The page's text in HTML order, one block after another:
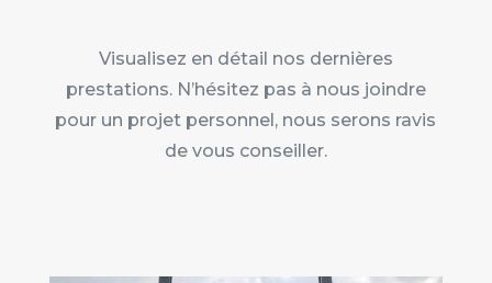
Visualisez en détail nos dernières
prestations. N’hésitez pas à nous joindre
pour un projet personnel, nous serons ravis
de vous conseiller.